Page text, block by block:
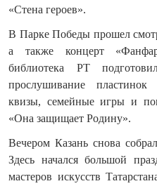
«Стена героев».
В Парке Победы прошел
а также концерт
библиотека РТ
прослушивание
квизы, семейные игры и
«Она защищает Родину».
Вечером Казань снова
Здесь начался большой
мастеров искусств